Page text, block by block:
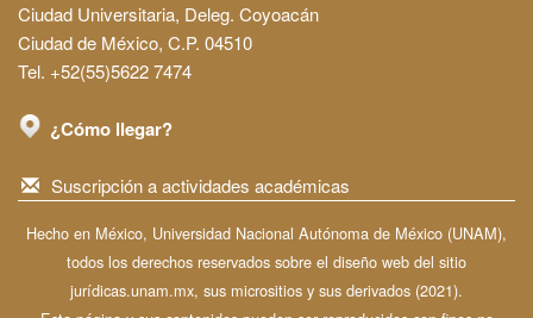
Ciudad Universitaria, Deleg. Coyoacán
Ciudad de México, C.P. 04510
Tel. +52(55)5622 7474
¿Cómo llegar?
Suscripción a actividades académicas
Hecho en México, Universidad Nacional Autónoma de México (UNAM),
todos los derechos reservados sobre el diseño web del sitio
jurídicas.unam.mx, sus micrositios y sus derivados (2021).